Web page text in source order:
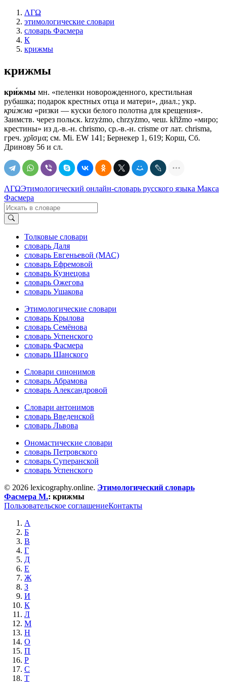
ΛΓΩ
этимологические словари
словарь Фасмера
К
крижмы
крижмы
кри́жмы мн. «пеленки новорожденного, крестильная
рубашка; подарок крестных отца и матери», диал.; укр.
кри́жма «ризки — куски белого полотна для крещения».
Заимств. через польск. krzyżmo, chrzyżmo, чеш. křižmо «миро;
крестины» из д.-в.-н. chrismo, ср.-в.-н. crisme от лат. chrisma,
греч. χρῖσμα; см. Мi. ЕW 141; Бернекер 1, 619; Корш, Сб.
Дринову 56 и сл.
ΛΓΩЭтимологический онлайн-словарь русского языка Макса
Фасмера
Толковые словари
словарь Даля
словарь Евгеньевой (МАС)
словарь Ефремовой
словарь Кузнецова
словарь Ожегова
словарь Ушакова
Этимологические словари
словарь Крылова
словарь Семёнова
словарь Успенского
словарь Фасмера
словарь Шанского
Словари синонимов
словарь Абрамова
словарь Александровой
Словари антонимов
словарь Введенской
словарь Львова
Ономастические словари
словарь Петровского
словарь Суперанской
словарь Успенского
© 2026 lexicography.online. Этимологический словарь
Фасмера М.: крижмы
Пользовательское соглашениеКонтакты
А
Б
В
Г
Д
Е
Ж
З
И
К
Л
М
Н
О
П
Р
С
Т